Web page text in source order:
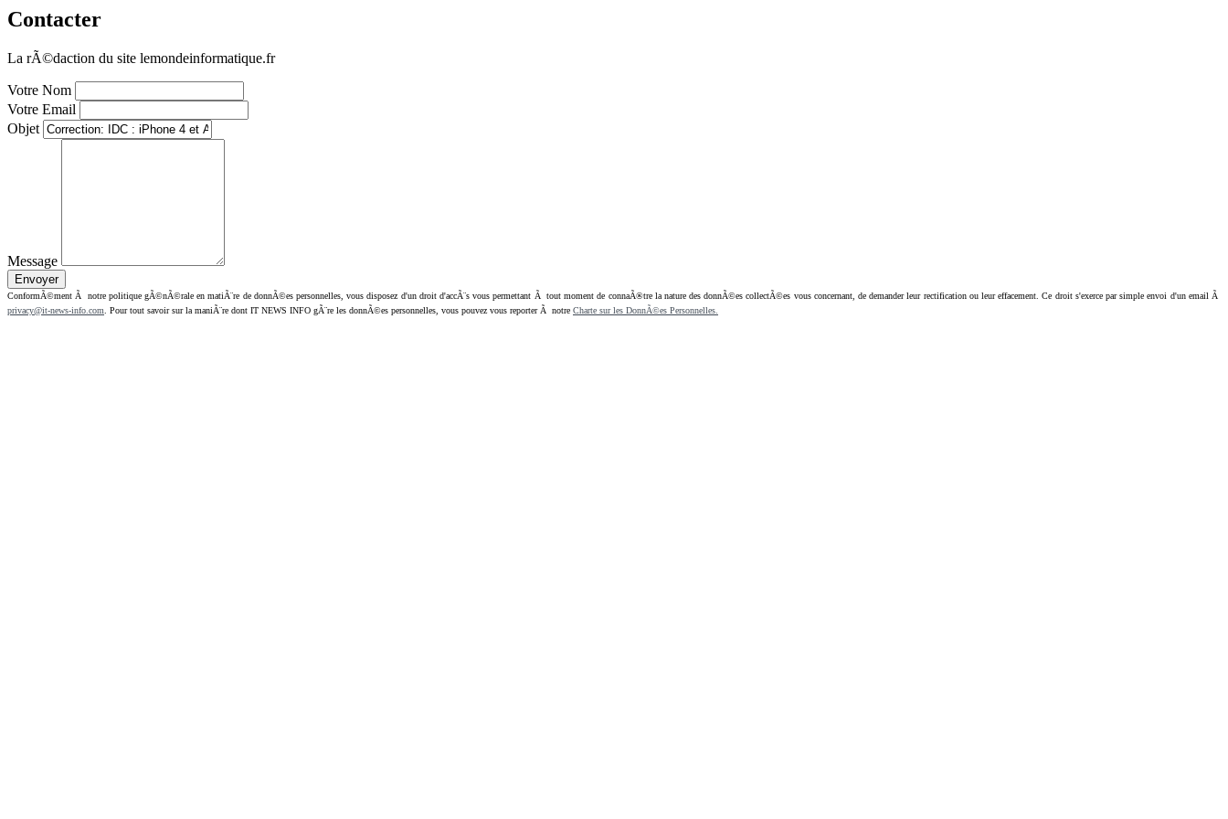
Contacter
La rÃ©daction du site lemondeinformatique.fr
Votre Nom
Votre Email
Objet
Message
ConformÃ©ment Ã notre politique gÃ©nÃ©rale en matiÃ¨re de donnÃ©es personnelles, vous disposez d'un droit d'accÃ¨s vous permettant Ã tout moment de connaÃ®tre la nature des donnÃ©es collectÃ©es vous concernant, de demander leur rectification ou leur effacement. Ce droit s'exerce par simple envoi d'un email Ã
privacy@it-news-info.com . Pour tout savoir sur la maniÃ¨re dont IT NEWS INFO gÃ¨re les donnÃ©es personnelles, vous pouvez vous reporter Ã notre Charte sur les DonnÃ©es Personnelles.